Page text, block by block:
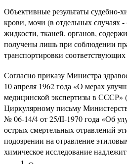
Объективные результаты судебно-
крови, мочи (в отдельных случаях
жидкости, тканей, органов,
получены лишь при соблюдении
транспортировки
Согласно приказу Министра
10 апреля 1962 года «О мерах
медицинской экспертизы в
Циркулярному письму
№ 06-14/4 от 25/II-1970 года «Об
острых смертельных отравлений
подозрении на отравление
химическое исследование